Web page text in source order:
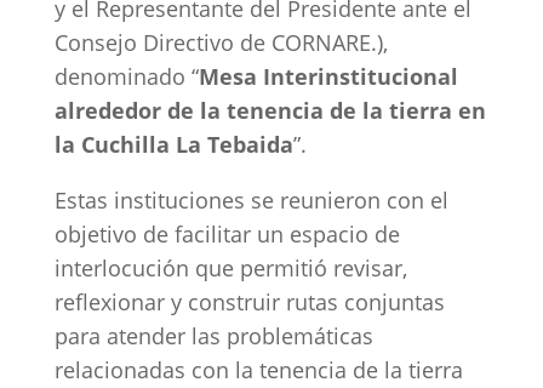
y el Representante del Presidente ante el
Consejo Directivo de CORNARE.),
denominado “Mesa Interinstitucional
alrededor de la tenencia de la tierra en
la Cuchilla La Tebaida”.
Estas instituciones se reunieron con el
objetivo de facilitar un espacio de
interlocución que permitió revisar,
reflexionar y construir rutas conjuntas
para atender las problemáticas
relacionadas con la tenencia de la tierra